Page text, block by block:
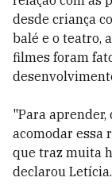
desde criança
balé e o teatro,
filmes foram
"Para aprender,
acomodar essa
que traz muita
declarou Letícia.